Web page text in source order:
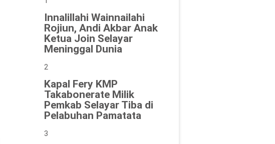
Innalillahi Wainnailahi
Rojiun, Andi Akbar Anak
Ketua Join Selayar
Meninggal Dunia
2
Kapal Fery KMP
Takabonerate Milik
Pemkab Selayar Tiba di
Pelabuhan Pamatata
3